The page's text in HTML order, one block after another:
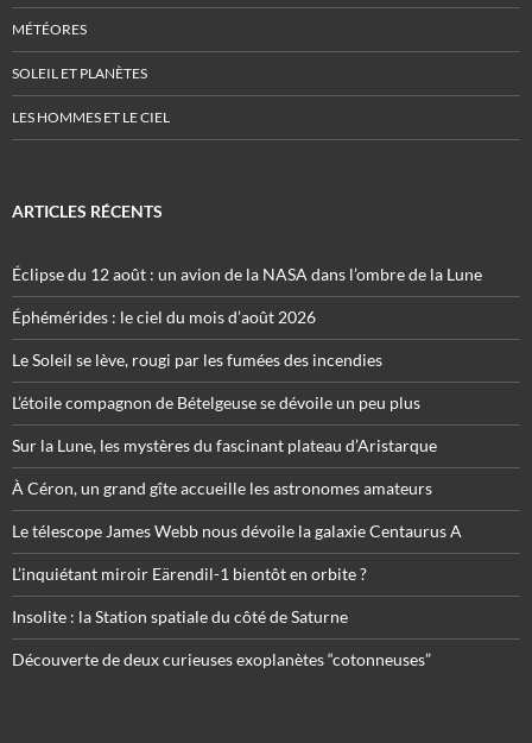
MÉTÉORES
SOLEIL ET PLANÈTES
LES HOMMES ET LE CIEL
ARTICLES RÉCENTS
Éclipse du 12 août : un avion de la NASA dans l’ombre de la Lune
Éphémérides : le ciel du mois d’août 2026
Le Soleil se lève, rougi par les fumées des incendies
L’étoile compagnon de Bételgeuse se dévoile un peu plus
Sur la Lune, les mystères du fascinant plateau d’Aristarque
À Céron, un grand gîte accueille les astronomes amateurs
Le télescope James Webb nous dévoile la galaxie Centaurus A
L’inquiétant miroir Eärendil-1 bientôt en orbite ?
Insolite : la Station spatiale du côté de Saturne
Découverte de deux curieuses exoplanètes “cotonneuses”